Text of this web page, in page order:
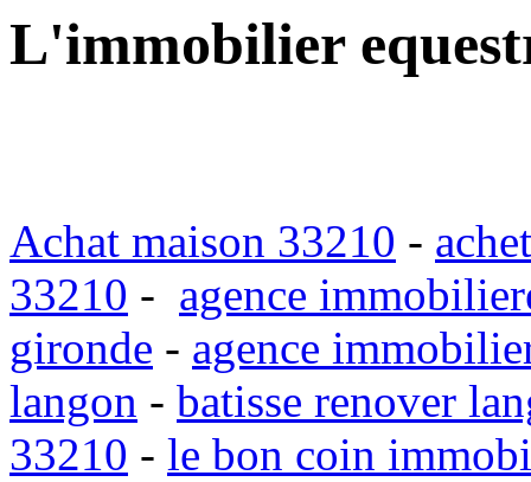
L'immobilier
Achat maison 33210 -
33210 - agence
gironde - agence
langon - batisse renover
33210 - le bon coin